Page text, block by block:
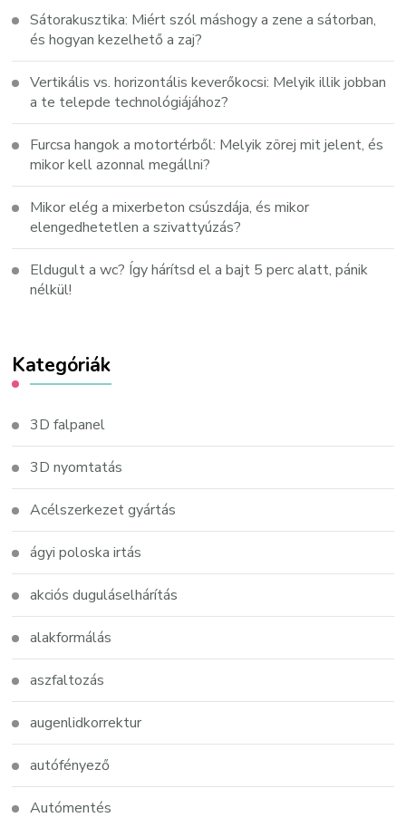
Sátorakusztika: Miért szól máshogy a zene a sátorban,
és hogyan kezelhető a zaj?
Vertikális vs. horizontális keverőkocsi: Melyik illik jobban
a te telepde technológiájához?
Furcsa hangok a motortérből: Melyik zörej mit jelent, és
mikor kell azonnal megállni?
Mikor elég a mixerbeton csúszdája, és mikor
elengedhetetlen a szivattyúzás?
Eldugult a wc? Így hárítsd el a bajt 5 perc alatt, pánik
nélkül!
Kategóriák
3D falpanel
3D nyomtatás
Acélszerkezet gyártás
ágyi poloska irtás
akciós duguláselhárítás
alakformálás
aszfaltozás
augenlidkorrektur
autófényező
Autómentés